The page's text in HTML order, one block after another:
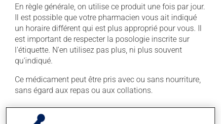
En règle générale, on utilise ce produit une fois par jour.
Il est possible que votre pharmacien vous ait indiqué
un horaire différent qui est plus approprié pour vous. Il
est important de respecter la posologie inscrite sur
l'étiquette. N'en utilisez pas plus, ni plus souvent
qu'indiqué.
Ce médicament peut être pris avec ou sans nourriture,
sans égard aux repas ou aux collations.
Effets indésirables